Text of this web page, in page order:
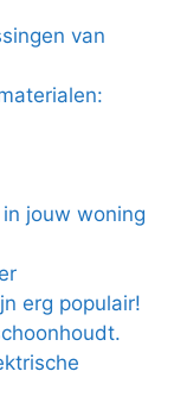
van
jouw woning
erg populair!